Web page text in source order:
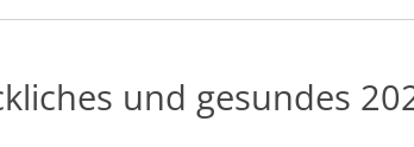
und gesundes